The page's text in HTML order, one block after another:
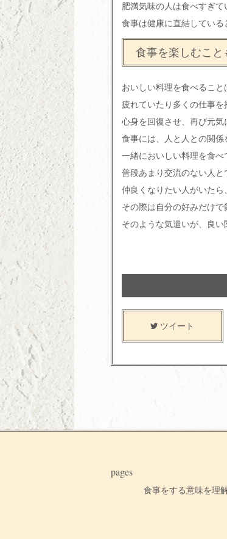
肥満気味の人は食べすぎ
食事は健康に直結している
食事を楽しむこと
おいしい料理を食べること
疲れていたり多くの仕事を
心身を回復させ、再び元気
食事には、人と人との関係
一緒においしい料理を食べ
普段あまり交流のない人と
仲良くなりたい人がいたら
その際は自分の好みだけで
そのような気遣いが、良い
ツイート
pages
食事をする意味を理